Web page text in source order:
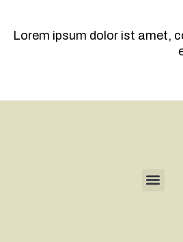
Lorem ipsum dolor ist amet,